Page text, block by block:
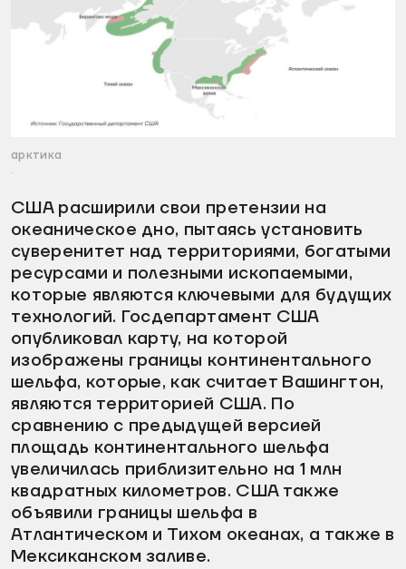
арктика
.
США расширили свои претензии на
океаническое дно, пытаясь установить
суверенитет над территориями, богатыми
ресурсами и полезными ископаемыми,
которые являются ключевыми для будущих
технологий. Госдепартамент США
опубликовал карту, на которой
изображены границы континентального
шельфа, которые, как считает Вашингтон,
являются территорией США. По
сравнению с предыдущей версией
площадь континентального шельфа
увеличилась приблизительно на 1 млн
квадратных километров. США также
объявили границы шельфа в
Атлантическом и Тихом океанах, а также в
Мексиканском заливе.